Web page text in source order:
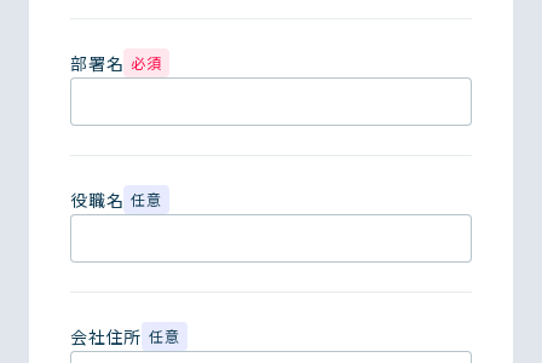
部署名 必須
役職名 任意
会社住所 任意